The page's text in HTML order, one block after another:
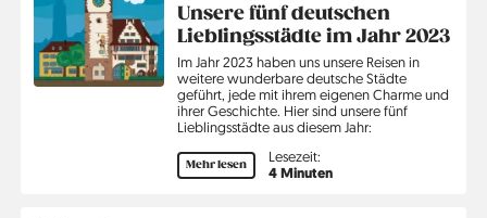
Unsere fünf deutschen
Lieblingsstädte im Jahr 2023
Im Jahr 2023 haben uns unsere Reisen in
weitere wunderbare deutsche Städte
geführt, jede mit ihrem eigenen Charme und
ihrer Geschichte. Hier sind unsere fünf
Lieblingsstädte aus diesem Jahr:
Mehr lesen Lesezeit:
4 Minuten